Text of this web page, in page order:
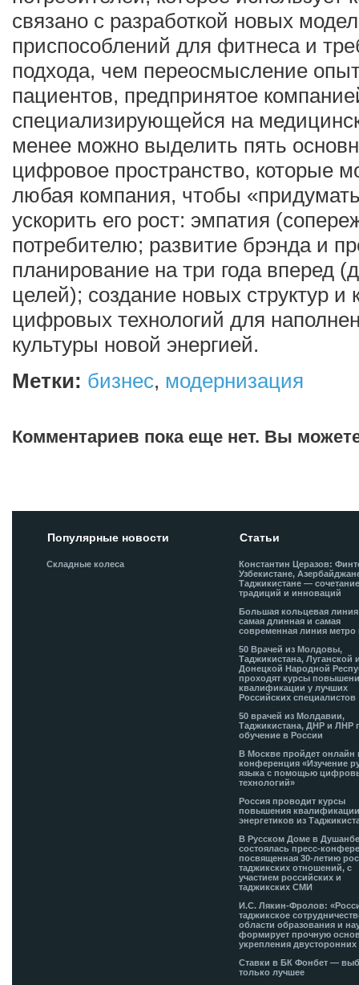
связано с разработкой новых
приспособлений для фитнеса и
подхода, чем переосмысление
пациентов, предпринятое
специализирующейся на
менее можно выделить пять
цифровое пространство, которые
любая компания, чтобы
ускорить его рост: эмпатия
потребителю; развитие брэнда и
планирование на три года вперед
целей); создание новых структур и
цифровых технологий для
культуры новой энергией.
Метки: бизнес, модернизация
Комментариев пока еще нет. Вы
Популярные новости
Складные колеса
Статьи
Константин Церазов:
Узбекистане,
Таджикистане —
традиций и инноваций
Большая кольцевая
самая длинная и самая
современная линия метро
50 Врачей из Молдовы,
Таджикистана, Луганской
Донецкой Народной
проходят курсы
квалификации у лучших
Российских специалистов
50 врачей из Молдавии,
Таджикистана, ДНР и ЛНР
обучение в России
В Москве пройдет онлайн
конференция «Изучение
языка с помощью
технологий»
Россия проводит курсы
повышения
энергетиков из
В Русском Доме в
состоялась пресс-
посвященная 30-летию
таджикских отношений, с
участием российских и
таджикских СМИ
И.С. Лякин-Фролов:
таджикское
области образования и
формирует прочную
укрепления двусторонних
Ставки в БК Фонбет —
только лучшее